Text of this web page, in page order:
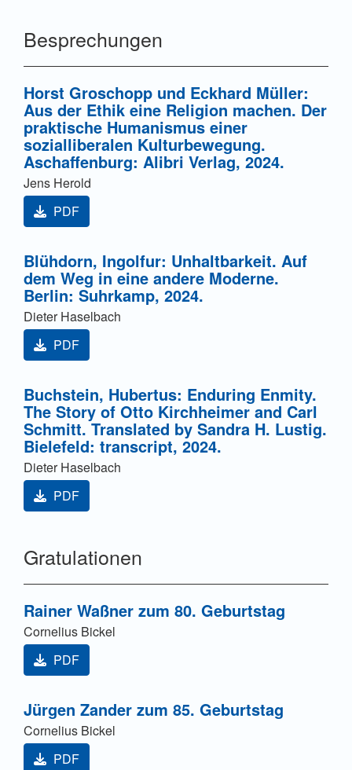
Besprechungen
Horst Groschopp und Eckhard Müller:
Aus der Ethik eine Religion machen. Der
praktische Humanismus einer
sozialliberalen Kulturbewegung.
Aschaffenburg: Alibri Verlag, 2024.
Jens Herold
PDF
Blühdorn, Ingolfur: Unhaltbarkeit. Auf
dem Weg in eine andere Moderne.
Berlin: Suhrkamp, 2024.
Dieter Haselbach
PDF
Buchstein, Hubertus: Enduring Enmity.
The Story of Otto Kirchheimer and Carl
Schmitt. Translated by Sandra H. Lustig.
Bielefeld: transcript, 2024.
Dieter Haselbach
PDF
Gratulationen
Rainer Waßner zum 80. Geburtstag
Cornelius Bickel
PDF
Jürgen Zander zum 85. Geburtstag
Cornelius Bickel
PDF